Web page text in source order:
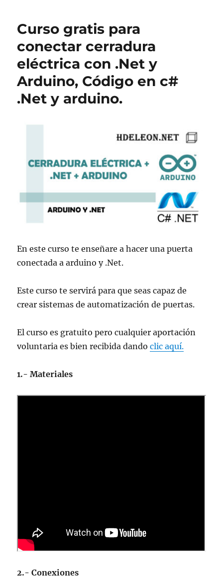
Curso gratis para
conectar cerradura
eléctrica con .Net y
Arduino, Código en c#
.Net y arduino.
En este curso te enseñare a hacer una puerta
conectada a arduino y .Net.
Este curso te servirá para que seas capaz de
crear sistemas de automatización de puertas.
El curso es gratuito pero cualquier aportación
voluntaria es bien recibida dandoclic aquí.
1.- Materiales
2.- Conexiones